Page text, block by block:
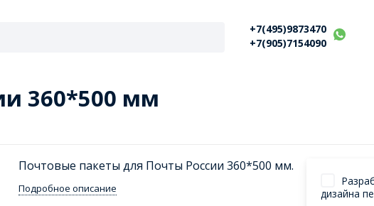
+7(495)9873470
+7(905)7154090
360*500 мм
Почтовые пакеты для Почты России 360*500 мм.
Подробное описание
дизайна